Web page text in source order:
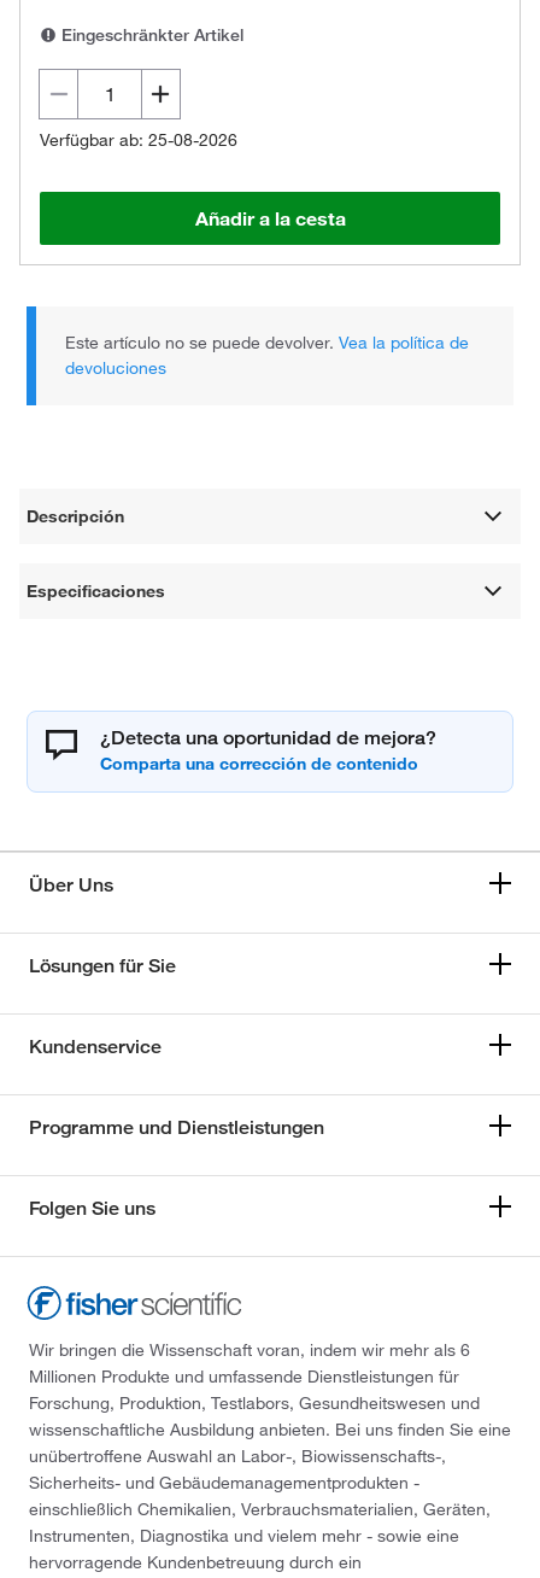
Eingeschränkter Artikel
Verfügbar ab: 25-08-2026
Añadir a la cesta
Este artículo no se puede devolver.Vea la política de
devoluciones
Descripción
Especificaciones
¿Detecta una oportunidad de mejora?
Über Uns
Lösungen für Sie
Kundenservice
Programme und Dienstleistungen
Folgen Sie uns
Wir bringen die Wissenschaft voran, indem wir mehr als 6
Millionen Produkte und umfassende Dienstleistungen für
Forschung, Produktion, Testlabors, Gesundheitswesen und
wissenschaftliche Ausbildung anbieten. Bei uns finden Sie eine
unübertroffene Auswahl an Labor-, Biowissenschafts-,
Sicherheits- und Gebäudemanagementprodukten -
einschließlich Chemikalien, Verbrauchsmaterialien, Geräten,
Instrumenten, Diagnostika und vielem mehr - sowie eine
hervorragende Kundenbetreuung durch ein